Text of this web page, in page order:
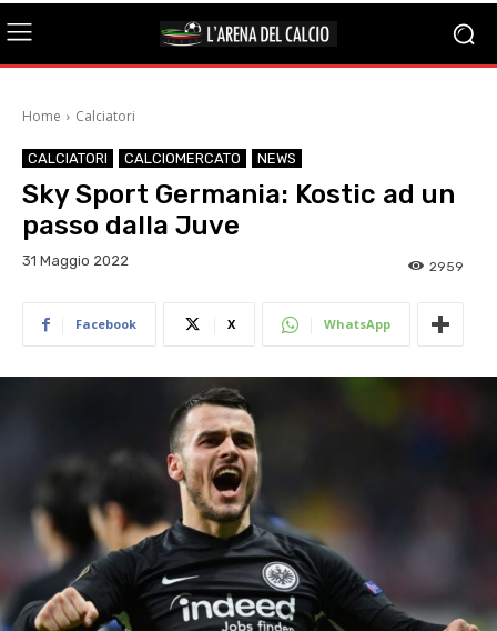
Home Calciatori
CALCIATORI CALCIOMERCATO NEWS
Sky Sport Germania: Kostic ad un
passo dalla Juve
31 Maggio 2022 2959
Facebook X WhatsApp